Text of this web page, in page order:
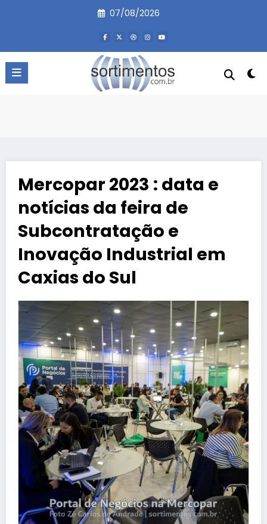
07/08/2026
Mercopar 2023 : data e
notícias da feira de
Subcontratação e
Inovação Industrial em
Caxias do Sul